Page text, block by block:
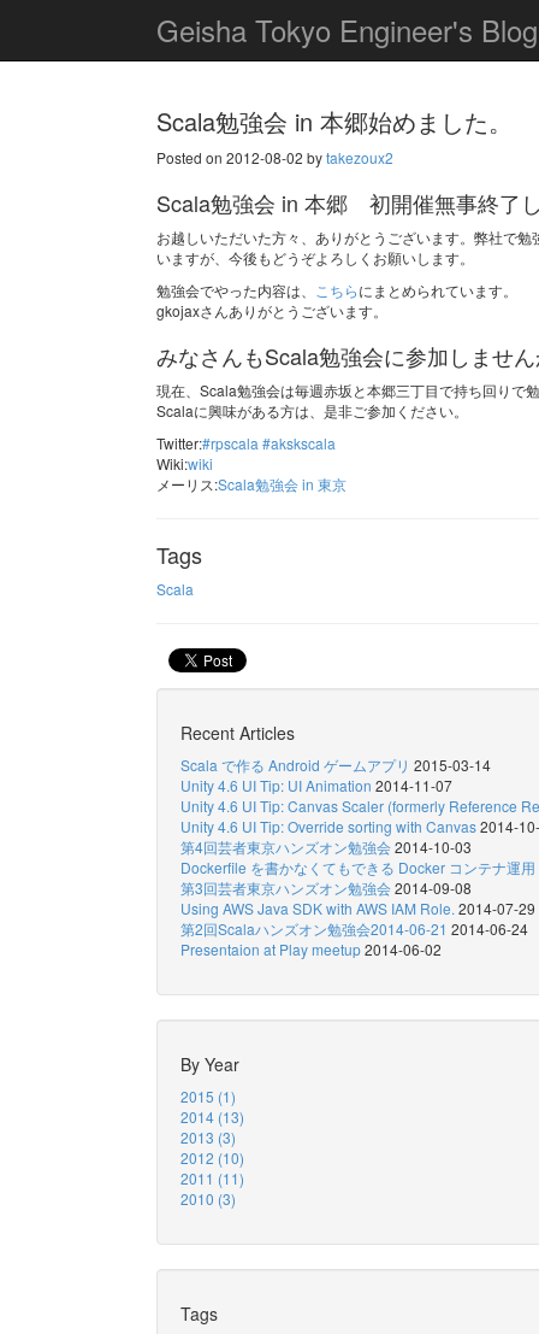
Geisha Tokyo Engineer's Blog
Scala勉強会 in 本郷始めました。
Posted on 2012-08-02 bytakezoux2
Scala勉強会 in 本郷 初開催無事終了
お越しいただいた方々、ありがとうございます。弊社で
いますが、今後もどうぞよろしくお願いします。
勉強会でやった内容は、
こちらにまとめられています。
gkojaxさんありがとうございます。
みなさんもScala勉強会に参加しませ
現在、Scala勉強会は毎週赤坂と本郷三丁目で持ち回りで
Scalaに興味がある方は、是非ご参加ください。
Twitter:#rpscala #akskscala
Wiki:wiki
メーリス:Scala勉強会 in 東京
Tags
Scala
Recent Articles
Scala で作る Android ゲームアプリ 2015-03-14
Unity 4.6 UI Tip: UI Animation 2014-11-07
Unity 4.6 UI Tip: Canvas Scaler (formerly Reference
Unity 4.6 UI Tip: Override sorting with Canvas2014-
第4回芸者東京ハンズオン勉強会2014-10-03
Dockerfile を書かなくてもできる Docker コンテナ運用
第3回芸者東京ハンズオン勉強会2014-09-08
Using AWS Java SDK with AWS IAM Role. 2014-07-29
第2回Scalaハンズオン勉強会2014-06-21 2014-06-24
Presentaion at Play meetup2014-06-02
By Year
2015 (1)
2014 (13)
2013 (3)
2012 (10)
2011 (11)
2010 (3)
Tags